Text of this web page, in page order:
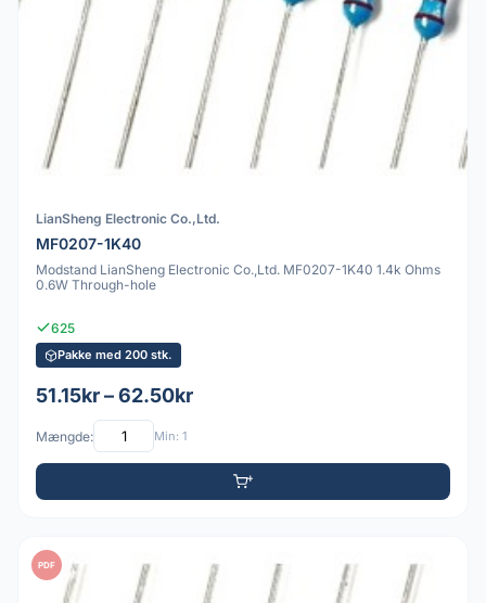
LianSheng Electronic Co.,Ltd.
MF0207-1K40
Modstand LianSheng Electronic Co.,Ltd. MF0207-1K40 1.4k Ohms
0.6W Through-hole
625
Pakke med 200 stk.
51.15kr – 62.50kr
Mængde: Min: 1
PDF